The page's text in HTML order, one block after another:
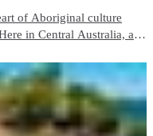
of Aboriginal culture
in Central Australia, art,